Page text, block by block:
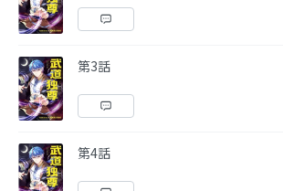
第3話
第4話